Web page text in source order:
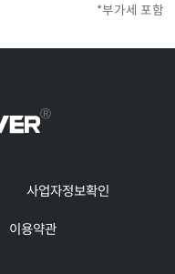
*부가세 포함
사업자정보확인
이용약관